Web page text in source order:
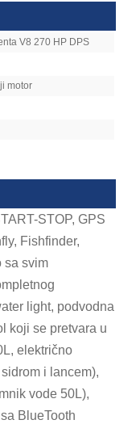
V8 270 HP DPS
motor
STOP, GPS
Fishfinder,
sa svim
light, podvodna
koji se pretvara u
električno
i lancem),
vode 50L),
BlueTooth